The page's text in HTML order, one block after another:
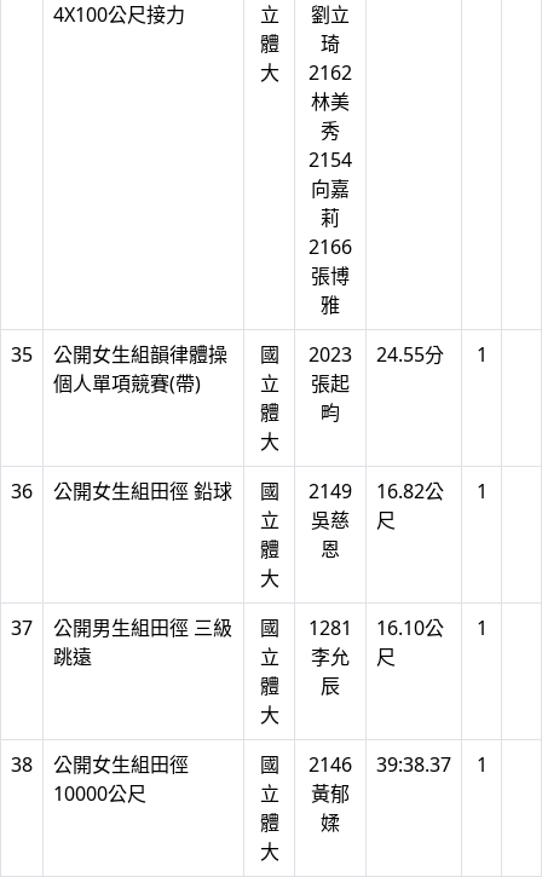
4X100公尺接力
立
體
大
劉立
琦
2162
林美
秀
2154
向嘉
莉
2166
張博
雅
35
公開女生組韻律體操
個人單項競賽(帶)
國
立
體
大
2023
張起
畇
24.55分 1
36 公開女生組田徑 鉛球
國
立
體
大
2149
吳慈
恩
16.82公
尺
1
37
公開男生組田徑 三級
跳遠
國
立
體
大
1281
李允
辰
16.10公
尺
1
38
公開女生組田徑
10000公尺
國
立
體
大
2146
黃郁
媃
39:38.37 1